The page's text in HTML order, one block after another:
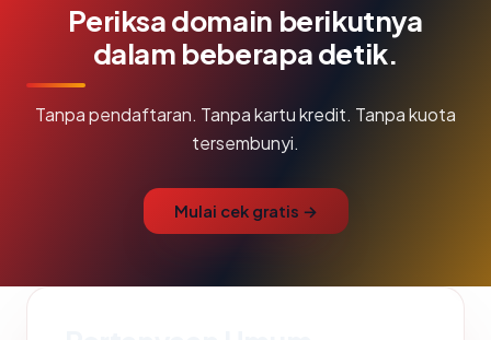
Periksa domain berikutnya
dalam beberapa detik.
Tanpa pendaftaran. Tanpa kartu kredit. Tanpa kuota
tersembunyi.
Mulai cek gratis →